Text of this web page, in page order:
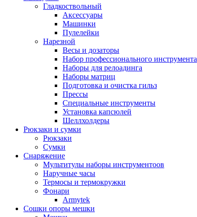
Гладкоствольный
Аксессуары
Машинки
Пулелейки
Нарезной
Весы и дозаторы
Набор профессионального инструмента
Наборы для релоадинга
Наборы матриц
Подготовка и очистка гильз
Прессы
Специальные инструменты
Установка капсюлей
Шеллхолдеры
Рюкзаки и сумки
Рюкзаки
Сумки
Снаряжение
Мультитулы наборы инструментоов
Наручные часы
Термосы и термокружки
Фонари
Armytek
Сошки опоры мешки